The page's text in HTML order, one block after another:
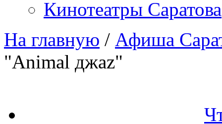
Кинотеатры Саратова
На главную / Афиша
"Animal джаz"